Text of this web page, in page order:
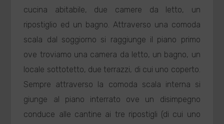
cucina abitabile, due camere da letto, un
ripostiglio ed un bagno. Attraverso una comoda
scala dal soggiorno si raggiunge il piano primo
ove troviamo una camera da letto, un bagno, un
locale sottotetto, due terrazzi, di cui uno coperto.
Sempre attraverso la comoda scala interna si
giunge al piano interrato ove un disimpegno
conduce alle cantine ai tre ripostigli (di cui uno